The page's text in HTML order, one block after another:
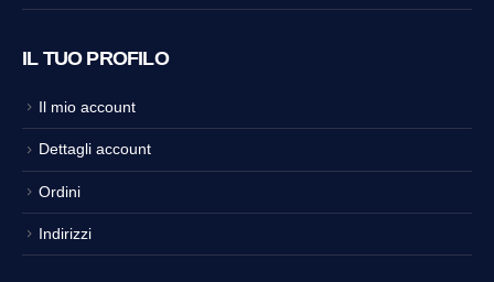
IL TUO PROFILO
Il mio account
Dettagli account
Ordini
Indirizzi